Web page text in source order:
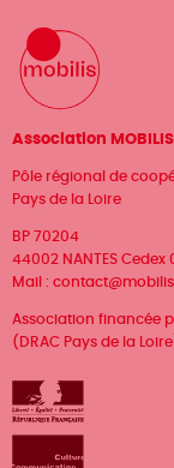
Association MOBILIS
Pôle régional de
Pays de la Loire
BP 70204
44002 NANTES Cedex
Mail :
Association financée
(DRAC Pays de la